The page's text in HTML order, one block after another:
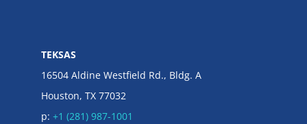
TEKSAS
16504 Aldine Westfield Rd., Bldg. A
Houston, TX 77032
p: +1 (281) 987-1001